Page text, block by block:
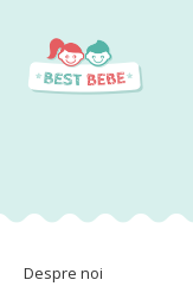
Despre noi